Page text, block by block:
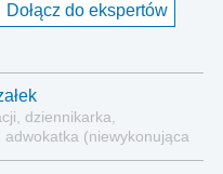
Dołącz do ekspertów
dziennikarka,
(niewykonująca